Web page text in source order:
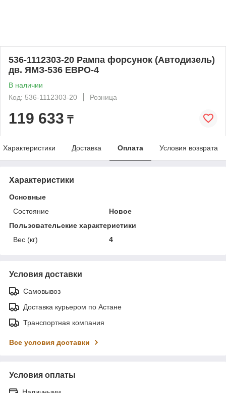
536-1112303-20 Рампа форсунок (Автодизель)
дв. ЯМЗ-536 ЕВРО-4
В наличии
Код: 536-1112303-20
Розница
119 633 ₸
Характеристики Доставка Оплата Условия возврата
Характеристики
Основные
Состояние
Новое
Пользовательские характеристики
Вес (кг)
4
Условия доставки
Самовывоз
Доставка курьером по Астане
Транспортная компания
Все условия доставки
Условия оплаты